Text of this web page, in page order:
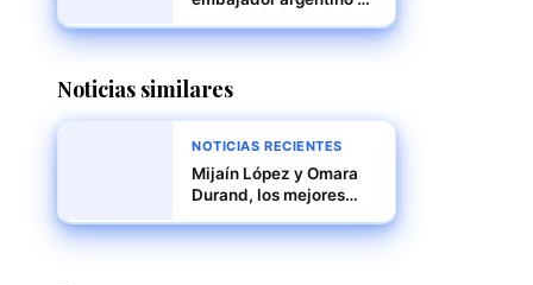
bajo asedio
Noticias similares
NOTICIAS RECIENTES
Mijaín López y Omara
Durand, los mejores
Latina y el Caribe en